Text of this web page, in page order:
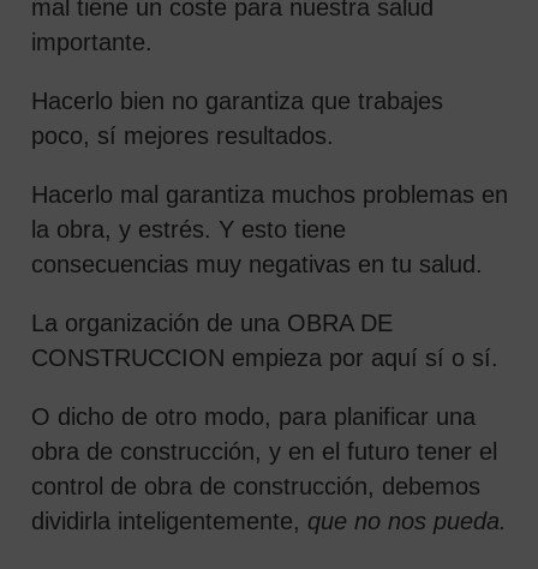
mal tiene un coste para nuestra salud
importante.
Hacerlo bien no garantiza que trabajes
poco, sí mejores resultados.
Hacerlo mal garantiza muchos problemas en
la obra, y estrés. Y esto tiene
consecuencias muy negativas en tu salud.
La organización de una OBRA DE
CONSTRUCCION empieza por aquí sí o sí.
O dicho de otro modo, para planificar una
obra de construcción, y en el futuro tener el
control de obra de construcción, debemos
dividirla inteligentemente, que no nos pueda.